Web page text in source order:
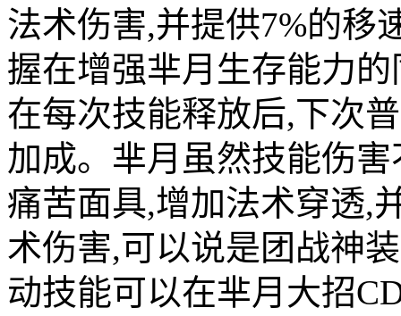
法术伤害,并提供7%的移
握在增强芈月生存能力
在每次技能释放后,下次
加成。芈月虽然技能伤
痛苦面具,增加法术穿透,
术伤害,可以说是团战神
动技能可以在芈月大招